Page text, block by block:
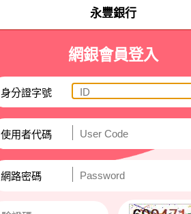
永豐銀行
網銀會員登入
身分證字號
使用者代碼
網路密碼